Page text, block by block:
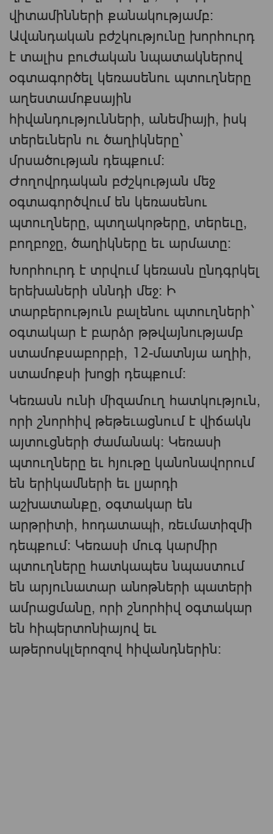
վիտամինների քանակությամբ։
Ավանդական բժշկությունը խորհուրդ
է տալիս բուժական նպատակներով
օգտագործել կեռասենու պտուղները
աղեստամոքսային
հիվանդությունների, անեմիայի, իսկ
տերեւներն ու ծաղիկները`
մրսածության դեպքում։
Ժողովրդական բժշկության մեջ
օգտագործվում են կեռասենու
պտուղները, պտղակոթերը, տերեւը,
բողբոջը, ծաղիկները եւ արմատը։
Խորհուրդ է տրվում կեռասն ընդգրկել
երեխաների սննդի մեջ։ Ի
տարբերություն բալենու պտուղների`
օգտակար է բարձր թթվայնությամբ
ստամոքսաբորբի, 12-մատնյա աղիի,
ստամոքսի խոցի դեպքում։
Կեռասն ունի միզամուղ հատկություն,
որի շնորհիվ թեթեւացնում է վիճակն
այտուցների ժամանակ։ Կեռասի
պտուղները եւ հյութը կանոնավորում
են երիկամների եւ լյարդի
աշխատանքը, օգտակար են
արթրիտի, հոդատապի, ռեւմատիզմի
դեպքում։ Կեռասի մուգ կարմիր
պտուղները հատկապես նպաստում
են արյունատար անոթների պատերի
ամրացմանը, որի շնորհիվ օգտակար
են հիպերտոնիայով եւ
աթերոսկլերոզով հիվանդներին։